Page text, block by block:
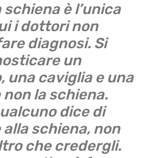
schiena è l’unica
i dottori non
diagnosi. Si
un
una caviglia e una
non la schiena.
dice di
alla schiena, non
che credergli.